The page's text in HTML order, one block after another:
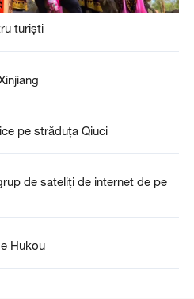
turiști
pe străduța Qiuci
de sateliți de internet de pe
Hukou